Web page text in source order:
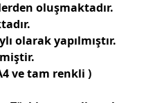
oluşmaktadır.
olarak yapılmıştır.
ve tam renkli )